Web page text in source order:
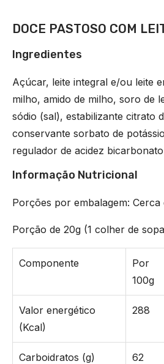
DOCE PASTOSO COM
Ingredientes
Açúcar, leite integral e/ou leite
milho, amido de milho, soro de
sódio (sal), estabilizante citrato
conservante sorbato de
regulador de acidez
Informação Nutricional
Porções por embalagem: Cerca
Porção de 20g (1 colher de
Componente
Por
100g
Valor energético
(Kcal)
288
Carboidratos (g) 62